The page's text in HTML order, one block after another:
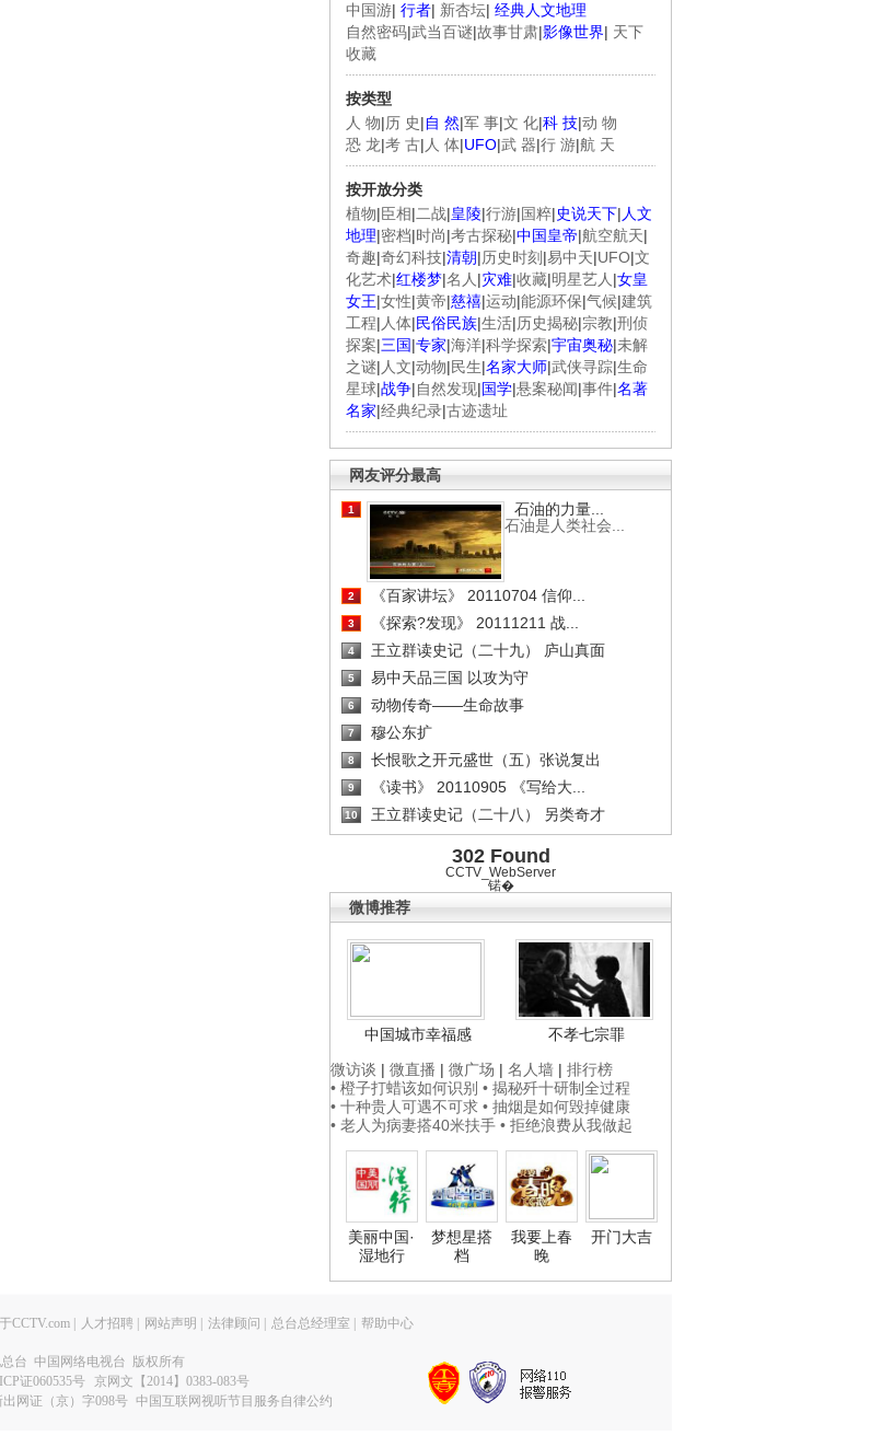
中国游| 行者| 新杏坛| 经典人文地理
自然密码|武当百谜|故事甘肃|影像世界| 天下
收藏
按类型
人 物|历 史|自 然|军 事|文 化|科 技|动 物
恐 龙|考 古| 人 体|UFO|武 器|行 游|航 天
按开放分类
植物|臣相|二战|皇陵|行游|国粹|史说天下| 人文
地理|密档|时尚|考古探秘|中国皇帝|航空航天|
奇趣|奇幻科技|清朝|历史时刻 |易中天|UFO|文
化艺术|红楼梦|名人 |灾难|收藏|明星艺人 |女皇
女王|女性|黄帝|慈禧|运动|能源环保|气候|建筑
工程| 人体|民俗民族|生活|历史揭秘|宗教|刑侦
探案|三国|专家|海洋|科学探索|宇宙奥秘|未解
之谜| 人文|动物|民生|名家大师|武侠寻踪|生命
星球|战争|自然发现|国学|悬案秘闻|事件|名著
名家|经典纪录|古迹遗址
网友评分最高
1
石油的力量...
石油是人类社会...
2 《百家讲坛》 20110704 信仰...
3 《探索?发现》 20111211 战...
4 王立群读史记（二十九） 庐山真面
5 易中天品三国 以攻为守
6 动物传奇——生命故事
7 穆公东扩
8 长恨歌之开元盛世（五）张说复出
9 《读书》 20110905 《写给大...
10 王立群读史记（二十八） 另类奇才
302 Found
CCTV_WebServer
锘�
微博推荐
中国城市幸福感
不孝七宗罪
微访谈 | 微直播 | 微广场 | 名人墙 | 排行榜
• 橙子打蜡该如何识别 • 揭秘歼十研制全过程
• 十种贵人可遇不可求 • 抽烟是如何毁掉健康
• 老人为病妻搭40米扶手 • 拒绝浪费从我做起
美丽中国·
湿地行
梦想星搭
档
我要上春
晚
开门大吉
CCTV.com 人才招聘 网站声明 法律顾问 总台总经理室 帮助中心
台 中国网络电视台 版权所有
证060535号
京网文【2014】0383-083号
出网证（京）字098号 中国互联网视听节目服务自律公约